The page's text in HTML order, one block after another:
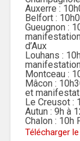
Auxerre :
Belfort :
Gueugnon :
d’Aux
Louhans :
Montceau :
Mâcon :
et
Le Creusot :
Autun : 9h à
Chalon : 10h
Télécharger